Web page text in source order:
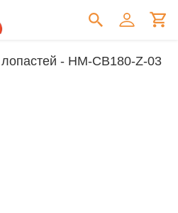
- HM-CB180-Z-03